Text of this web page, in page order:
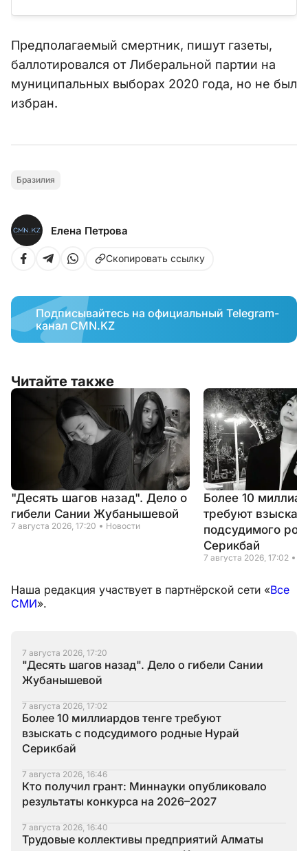
Предполагаемый смертник, пишут газеты,
баллотировался от Либеральной партии на
муниципальных выборах 2020 года, но не был
избран.
Бразилия
Елена Петрова
Скопировать ссылку
Подписывайтесь на официальный Telegram-
канал CMN.KZ
Читайте также
"Десять шагов назад". Дело о
гибели Сании Жубанышевой
7 августа 2026, 17:20 Новости
Более 10
требуют
подсудимого
Серикбай
7 августа 2026, 17:02
Наша редакция участвует в партнёрской сети «Все
СМИ».
7 августа 2026, 17:20
"Десять шагов назад". Дело о гибели Сании
Жубанышевой
7 августа 2026, 17:02
Более 10 миллиардов тенге требуют
взыскать с подсудимого родные Нурай
Серикбай
7 августа 2026, 16:46
Кто получил грант: Миннауки опубликовало
результаты конкурса на 2026–2027
7 августа 2026, 16:40
Трудовые коллективы предприятий Алматы